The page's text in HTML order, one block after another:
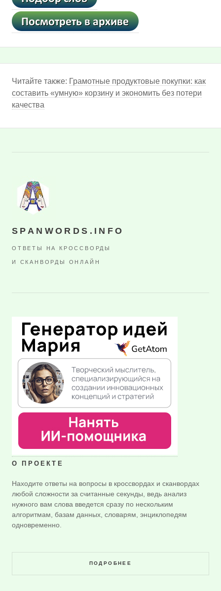
Читайте также: Грамотные продуктовые покупки: как
составить «умную» корзину и экономить без потери
качества
SPANWORDS.INFO
ОТВЕТЫ НА КРОССВОРДЫ
И СКАНВОРДЫ ОНЛАЙН
О ПРОЕКТЕ
Находите ответы на вопросы в кроссвордах и сканвордах
любой сложности за считанные секунды, ведь анализ
нужного вам слова введется сразу по нескольким
алгоритмам, базам данных, словарям, энциклопедям
одновременно.
ПОДРОБНЕЕ